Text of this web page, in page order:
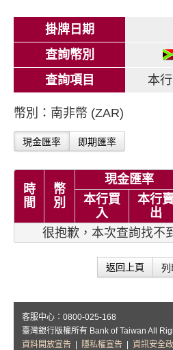
掛牌日期
查詢幣別
查詢項目
本
幣別：南非幣 (ZAR)
現金匯率 即期匯率
時
間
幣
別
現金匯率
本行買
入
本行賣
出
很抱歉，本次查詢找不
返回上頁
客服中心：0800-025-168
臺灣銀行版權所有 Bank of Taiwan All
資料開放宣告
隱私權宣告 資訊安全